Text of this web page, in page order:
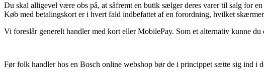
Du skal alligevel være obs på, at såfremt en butik sælger deres varer til salg for
Køb med betalingskort er i hvert fald indbefattet af en forordning, hvilket
Vi foreslår generelt handler med kort eller MobilePay. Som et alternativ kunne
Før folk handler hos en Bosch online webshop bør de i princippet sætte sig ind i